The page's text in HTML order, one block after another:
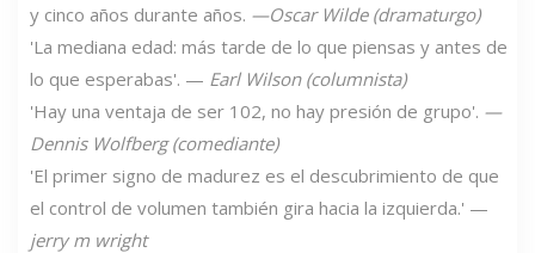
y cinco años durante años. —Oscar Wilde (dramaturgo)
'La mediana edad: más tarde de lo que piensas y antes de
lo que esperabas'. — Earl Wilson (columnista)
'Hay una ventaja de ser 102, no hay presión de grupo'. —
Dennis Wolfberg (comediante)
'El primer signo de madurez es el descubrimiento de que
el control de volumen también gira hacia la izquierda.' —
jerry m wright